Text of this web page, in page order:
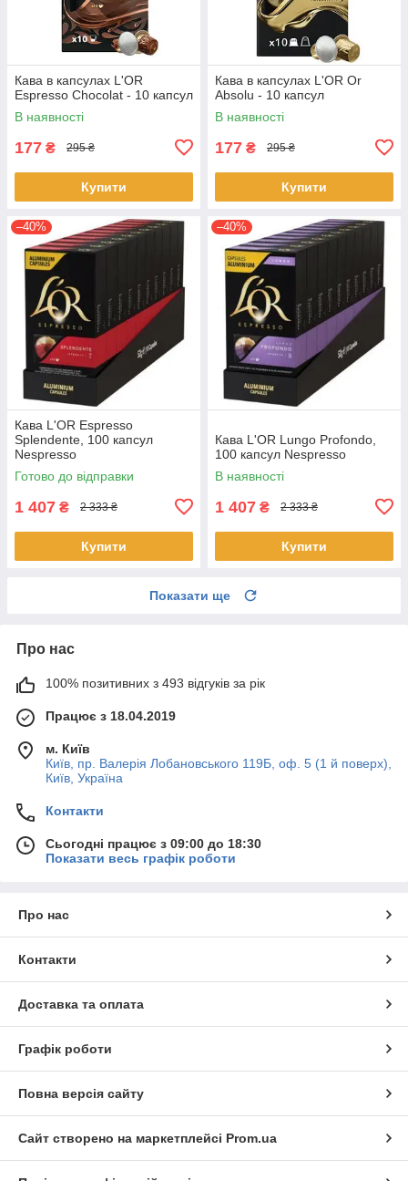
Кава в капсулах L'OR
Espresso Chocolat - 10 капсул
В наявності
177 ₴ 295 ₴
Купити
Кава в капсулах L'OR Or
Absolu - 10 капсул
В наявності
177 ₴ 295 ₴
Купити
–40%
Кава L'OR Espresso
Splendente, 100 капсул
Nespresso
Готово до відправки
1 407 ₴ 2 333 ₴
Купити
–40%
Кава L'OR Lungo Profondo,
100 капсул Nespresso
В наявності
1 407 ₴ 2 333 ₴
Купити
Показати ще
Про нас
100% позитивних з 493 відгуків за рік
Працює з 18.04.2019
м. Київ
Київ, пр. Валерія Лобановського 119Б, оф. 5 (1 й поверх),
Київ, Україна
Контакти
Сьогодні працює з 09:00 до 18:30
Показати весь графік роботи
Про нас
Контакти
Доставка та оплата
Графік роботи
Повна версія сайту
Сайт створено на маркетплейсі Prom.ua